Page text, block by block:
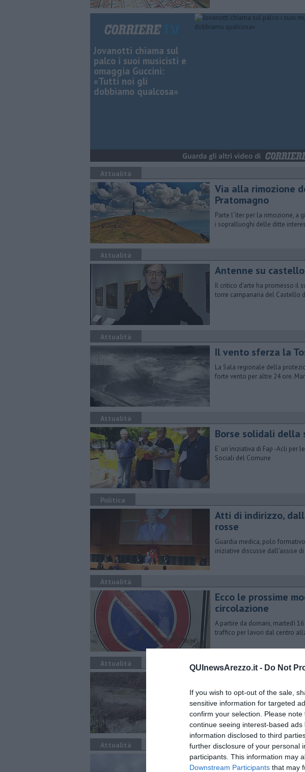
QUInewsArezzo.it - Do Not
If you wish to opt-out of the sale,
sensitive information for targeted
confirm your selection. Please
continue seeing interest-based
information disclosed to third
further disclosure of your personal
participants. This information may
Downstream Participants that may
Jovanotti chiama sul
palco i suoi musicisti e
omaggia Guccini:
«Tutti noi gli
dobbiamo qualcosa»
Attualità
Via alla rimozione
Pratomagno
Parte l'ìter per la rimozione, a
i sopralluoghi delle ditte
Attualità
Antenne su
Il critico d'arte ha promesso il
torre campanaria del Castello
Attualità
Il vento sferza la
La Sala regionale della
forte vento per altre 24 ore.
Attualità
Borse solidali della
E' un'iniziativa di Fap -Acli per
Sociali del Comune
Politica
Atti di indirizzo,
rosse
Guardia medica, polo
iniziative discusse dall'assise
Attualità
Ecco le prossime
circolazione
A partire da domani, martedì
traffico per lavori dal centro
Attualità
Approvato dall'assemblea il
Consorzio. Manca solo l'ok
Attualità
​Antenna di via